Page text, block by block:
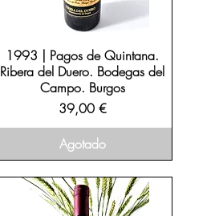
1993 | Pagos de Quintana.
Ribera del Duero. Bodegas del
Campo. Burgos
Precio
39,00 €
Agotado